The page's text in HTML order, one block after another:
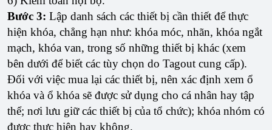
Bước 3: Lập danh sách các thiết bị cần thiết để thực
hiện khóa, chẳng hạn như: khóa móc, nhãn, khóa ngắt
mạch, khóa van, trong số những thiết bị khác (xem
bên dưới để biết các tùy chọn do Tagout cung cấp).
Đối với việc mua lại các thiết bị, nên xác định xem ổ
khóa và ổ khóa sẽ được sử dụng cho cá nhân hay tập
thể; nơi lưu giữ các thiết bị của tổ chức); khóa nhóm có
được thực hiện hay không.